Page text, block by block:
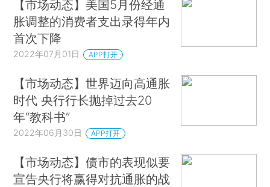
【市场动态】美国5月份经通
胀调整的消费者支出录得年内
首次下降
2022年07月01日 APP打开
【市场动态】世界迈向高通胀
时代 央行行长抛掉过去20
年“教科书”
2022年06月30日 APP打开
【市场动态】债市的表现似要
宣告央行将赢得对抗通胀的战